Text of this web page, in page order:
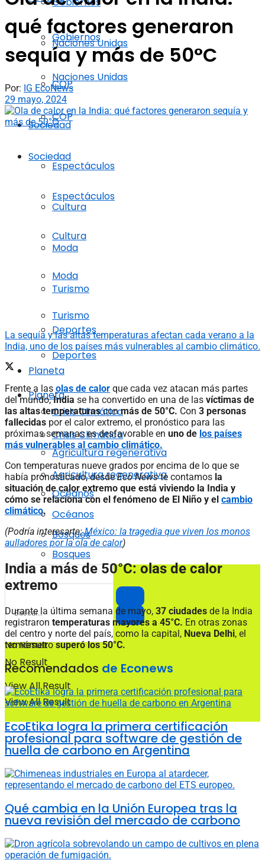
Naciones Unidas
COP
Sociedad
Espectáculos
Cultura
Moda
Turismo
Deportes
Planeta
Crisis Climática
Agricultura regenerativa
Océanos
Bosques
No Result
View All Result
Gobiernos
Naciones Unidas
COP
Sociedad
Espectáculos
Cultura
Moda
Turismo
Deportes
Planeta
Crisis Climática
Agricultura regenerativa
Océanos
Bosques
No Result
View All Result
qué factores generaron
sequía y más de 50°C
Por: IG EcoNews
29 mayo, 2024
La sequía y las altas temperaturas afectan cada verano a la
India, uno de los países más vulnerables al cambio climático.
Frente a las olas de calor que cada vez atacan más partes
del mundo,India se ha convertido en una de las víctimas de
las altas temperaturasconmás de 50°C. Con 3 personas
fallecidas por el calor extremo, el pronóstico para las
próximas semanas es desfavorable en uno de los países
más vulnerables al cambio climático.
Con temperaturas nueve grados por encima de lo que se
había pronosticado, desdeEco Newste contamos la
situación de calor extremo que está viviendo la India y
cómo se relaciona con el fenómeno de El Niño y el cambio
climático.
(Podría interesarte:México: la tragedia que viven los monos
aulladores por la ola de calor)
India a más de 50°C: olas de calor
extremo
Durante la última semana de mayo, 37 ciudades de la India
registraron temperaturas mayores a 45°C. En otras zonas
del centro y norte del país, como la capital, Nueva Delhi, el
termómetrosuperó los 50°C.
Recomendados de Econews
EcoEtika logra la primera certificación
profesional para software de gestión de
huella de carbono en Argentina
Qué cambia en la Unión Europea tras la
nueva revisión del mercado de carbono